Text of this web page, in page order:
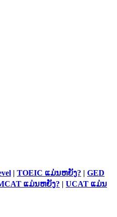
| TOEIC ແມ່ນຫຍັງ? | GED
ແມ່ນຫຍັງ? | UCAT ແມ່ນ